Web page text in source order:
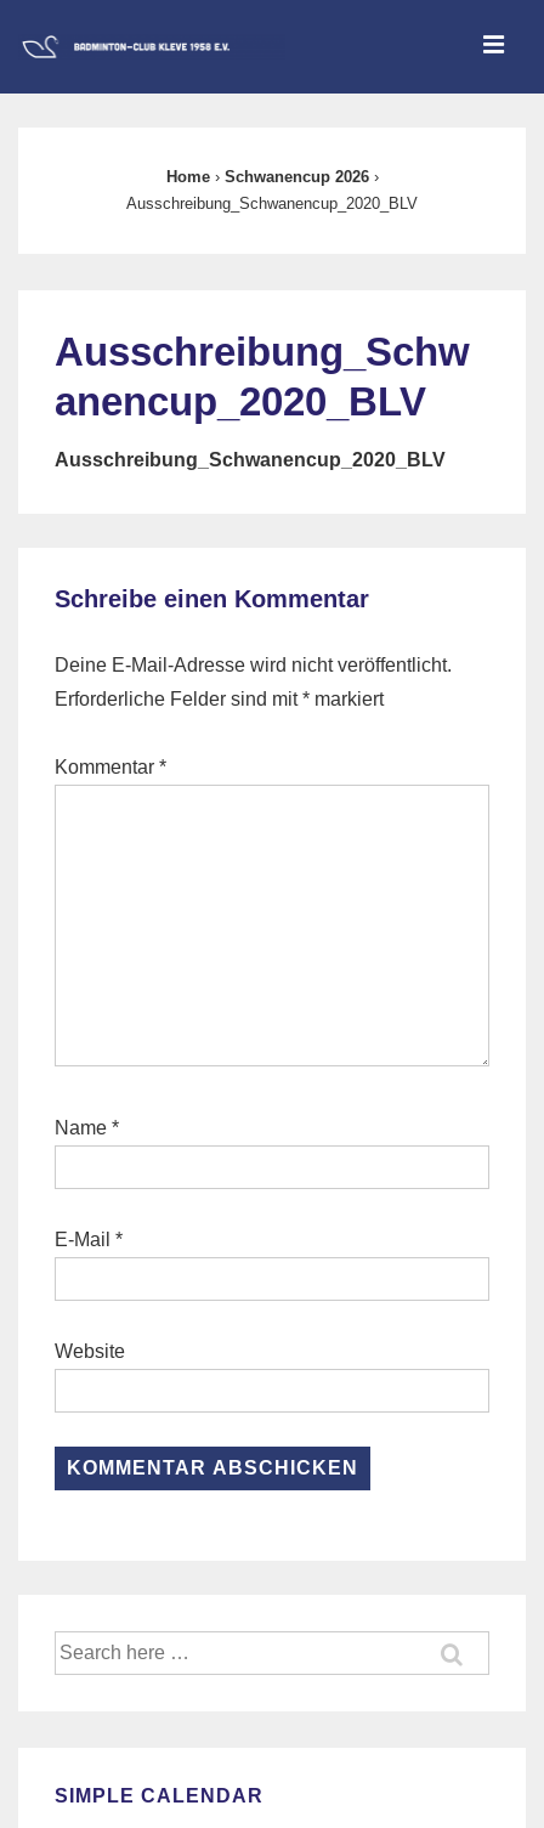
Zum
Home › Schwanencup 2026 ›
Ausschreibung_Schwanencup_2020_BLV
Ausschreibung_Schw
anencup_2020_BLV
Ausschreibung_Schwanencup_2020_BLV
Schreibe einen Kommentar
Deine E-Mail-Adresse wird nicht veröffentlicht.
Erforderliche Felder sind mit* markiert
Kommentar *
Name *
E-Mail *
Website
Suche
SIMPLE CALENDAR